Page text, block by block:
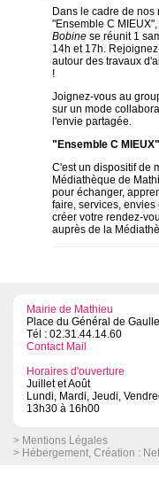
Dans le cadre de nos
"Ensemble C
Bobine se réunit 1
14h et 17h.
autour des travaux
!
Joignez-vous au
sur un mode
l'envie partagée.
"Ensemble C MIEUX"
C'est un dispositif de
Médiathèque de
pour échanger,
faire, services,
créer votre rendez-
auprès de la
Mairie de Mathieu
Place du Général de Gaulle
Tél : 02.31.44.14.60
Contact Mail
Horaires d'ouverture
Juillet et Août
Lundi, Mardi, Jeudi,
13h30 à 16h00
> Mentions Légales
> Hébergement, Création :